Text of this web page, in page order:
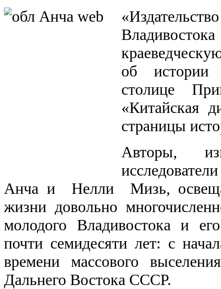
об истории
столице
«Китайская
страницы
Авторы,
Анча и Нелли Мизь,
жизни довольно
молодого Владивостока и
почти семидесяти лет: с
времени массового
Дальнего Востока СССР.